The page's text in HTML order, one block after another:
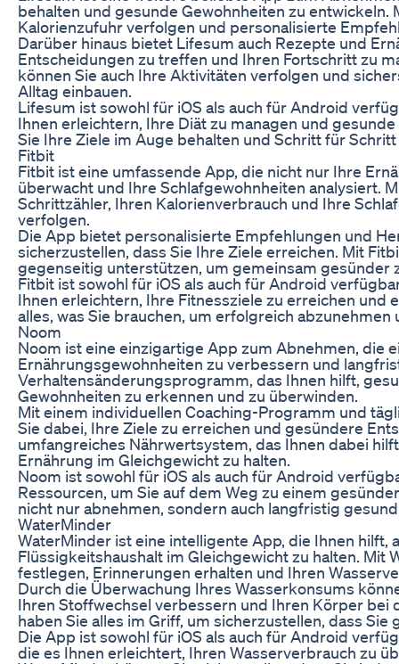
behalten und gesunde Gewohnheiten zu
Kalorienzufuhr verfolgen und personalisierte
Darüber hinaus bietet Lifesum auch Rezepte und
Entscheidungen zu treffen und Ihren Fortschritt zu
können Sie auch Ihre Aktivitäten verfolgen und
Alltag einbauen.
Lifesum ist sowohl für iOS als auch für Android
Ihnen erleichtern, Ihre Diät zu managen und
Sie Ihre Ziele im Auge behalten und Schritt für
Fitbit
Fitbit ist eine umfassende App, die nicht nur Ihre
überwacht und Ihre Schlafgewohnheiten analysiert.
Schrittzähler, Ihren Kalorienverbrauch und Ihre
verfolgen.
Die App bietet personalisierte Empfehlungen und
sicherzustellen, dass Sie Ihre Ziele erreichen. Mit
gegenseitig unterstützen, um gemeinsam gesünder
Fitbit ist sowohl für iOS als auch für Android
Ihnen erleichtern, Ihre Fitnessziele zu erreichen und
alles, was Sie brauchen, um erfolgreich abzunehmen
Noom
Noom ist eine einzigartige App zum Abnehmen, die
Ernährungsgewohnheiten zu verbessern und
Verhaltensänderungsprogramm, das Ihnen hilft,
Gewohnheiten zu erkennen und zu überwinden.
Mit einem individuellen Coaching-Programm und
Sie dabei, Ihre Ziele zu erreichen und gesündere
umfangreiches Nährwertsystem, das Ihnen dabei
Ernährung im Gleichgewicht zu halten.
Noom ist sowohl für iOS als auch für Android
Ressourcen, um Sie auf dem Weg zu einem
nicht nur abnehmen, sondern auch langfristig
WaterMinder
WaterMinder ist eine intelligente App, die Ihnen hilft,
Flüssigkeitshaushalt im Gleichgewicht zu halten. Mit
festlegen, Erinnerungen erhalten und Ihren
Durch die Überwachung Ihres Wasserkonsums
Ihren Stoffwechsel verbessern und Ihren Körper
haben Sie alles im Griff, um sicherzustellen, dass
Die App ist sowohl für iOS als auch für Android
die es Ihnen erleichtert, Ihren Wasserverbrauch zu